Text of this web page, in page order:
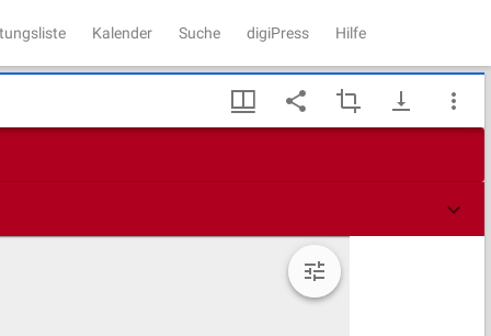
Kalender Suche digiPress Hilfe